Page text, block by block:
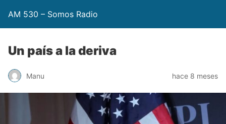
AM 530 – Somos Radio
Un país a la deriva
Manu hace 8 meses